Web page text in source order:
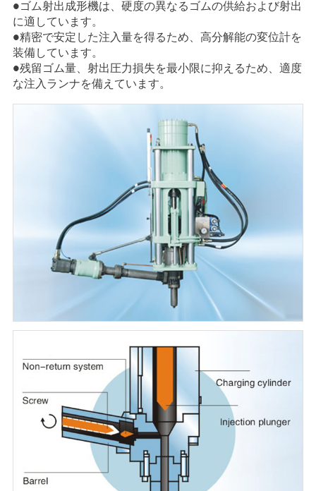
●ゴム射出成形機は、硬度の異なるゴムの供給および射出
に適しています。
●精密で安定した注入量を得るため、高分解能の変位計を
装備しています。
●残留ゴム量、射出圧力損失を最小限に抑えるため、適度
な注入ランナを備えています。